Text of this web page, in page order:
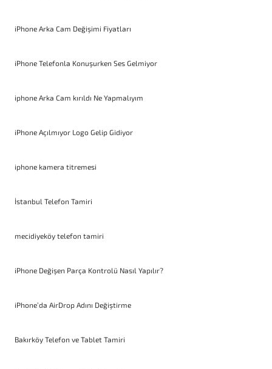
iPhone Arka Cam Değişimi Fiyatları
iPhone Telefonla Konuşurken Ses Gelmiyor
iphone Arka Cam kırıldı Ne Yapmalıyım
iPhone Açılmıyor Logo Gelip Gidiyor
iphone kamera titremesi
İstanbul Telefon Tamiri
mecidiyeköy telefon tamiri
iPhone Değişen Parça Kontrolü Nasıl Yapılır?
iPhone’da AirDrop Adını Değiştirme
Bakırköy Telefon ve Tablet Tamiri